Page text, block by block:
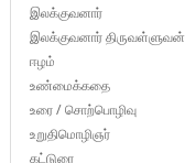
இலக்குவனார்
இலக்குவனார் திருவள்ளுவன்
ஈழம்
உண்மைக்கதை
உரை / சொற்பொழிவு
உறுதிமொழிஞர்
கட்டுரை